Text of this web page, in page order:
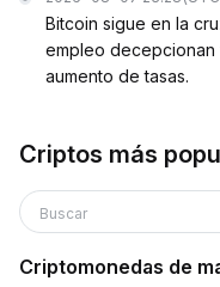
Bitcoin sigue en la
empleo
aumento de tasas.
Criptos más
Buscar
Criptomonedas de